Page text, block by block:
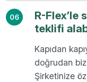
06
R-Flex’le
teklifi
Kapıdan
doğrudan
Şirketinize